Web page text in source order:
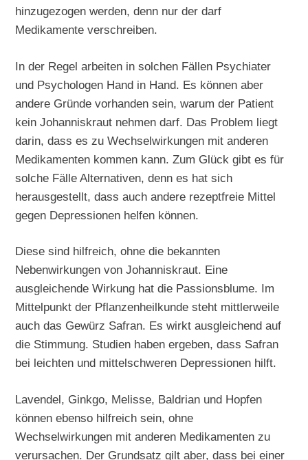
hinzugezogen werden, denn nur der darf
Medikamente verschreiben.
In der Regel arbeiten in solchen Fällen Psychiater
und Psychologen Hand in Hand. Es können aber
andere Gründe vorhanden sein, warum der Patient
kein Johanniskraut nehmen darf. Das Problem liegt
darin, dass es zu Wechselwirkungen mit anderen
Medikamenten kommen kann. Zum Glück gibt es für
solche Fälle Alternativen, denn es hat sich
herausgestellt, dass auch andere rezeptfreie Mittel
gegen Depressionen helfen können.
Diese sind hilfreich, ohne die bekannten
Nebenwirkungen von Johanniskraut. Eine
ausgleichende Wirkung hat die Passionsblume. Im
Mittelpunkt der Pflanzenheilkunde steht mittlerweile
auch das Gewürz Safran. Es wirkt ausgleichend auf
die Stimmung. Studien haben ergeben, dass Safran
bei leichten und mittelschweren Depressionen hilft.
Lavendel, Ginkgo, Melisse, Baldrian und Hopfen
können ebenso hilfreich sein, ohne
Wechselwirkungen mit anderen Medikamenten zu
verursachen. Der Grundsatz gilt aber, dass bei einer